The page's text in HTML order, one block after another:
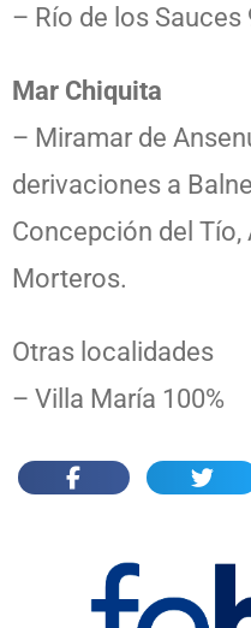
– Río de los Sauces
Mar Chiquita
– Miramar de
derivaciones a
Concepción del Tío,
Morteros.
Otras localidades
– Villa María 100%